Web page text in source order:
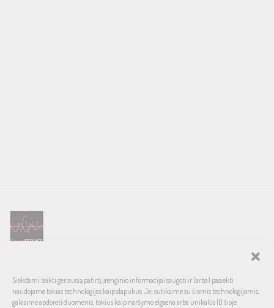
Siekdami teikti geriausią patirtį, įrenginio informacijai saugoti ir (arba) pasiekti
naudojame tokias technologijas kaip slapukus. Jei sutiksime su šiomis technologijomis,
galėsime apdoroti duomenis, tokius kaip naršymo elgsena arba unikalūs ID šioje
pasaulinio garso, laiko patikrintais namų bei automobilinės garso
aparatūros ženklais. Galimybė pirkti išsimokėtinai, garantuotas optimalus